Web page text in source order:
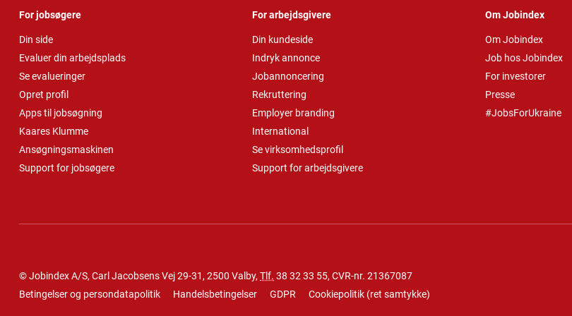
For jobsøgere
Din side
Evaluer din arbejdsplads
Se evalueringer
Opret profil
Apps til jobsøgning
Kaares Klumme
Ansøgningsmaskinen
Support for jobsøgere
For arbejdsgivere
Din kundeside
Indryk annonce
Jobannoncering
Rekruttering
Employer branding
International
Se virksomhedsprofil
Support for arbejdsgivere
Om Jobindex
Om Jobindex
Job hos Jobindex
For investorer
Presse
#JobsForUkraine
© Jobindex A/S, Carl Jacobsens Vej 29-31, 2500 Valby, Tlf. 38 32 33 55, CVR-nr. 21367087
Betingelser og persondatapolitik
Handelsbetingelser GDPR Cookiepolitik (ret samtykke)